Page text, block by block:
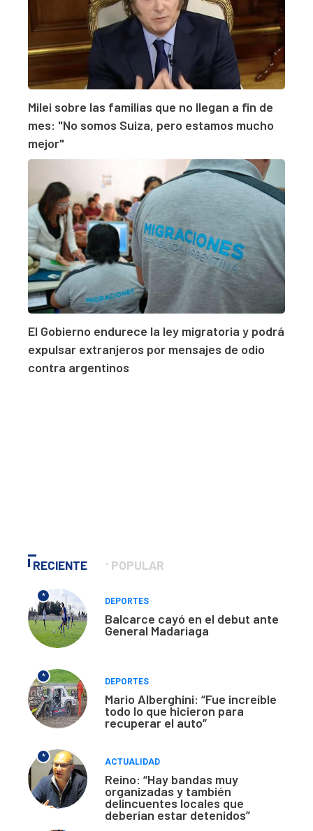
Milei sobre las familias que no llegan a fin de
mes: "No somos Suiza, pero estamos mucho
mejor"
El Gobierno endurece la ley migratoria y podrá
expulsar extranjeros por mensajes de odio
contra argentinos
RECIENTE POPULAR
*
DEPORTES
Balcarce cayó en el debut ante
General Madariaga
*
DEPORTES
Mario Alberghini: “Fue increíble
todo lo que hicieron para
recuperar el auto”
*
ACTUALIDAD
Reino: “Hay bandas muy
organizadas y también
delincuentes locales que
deberían estar detenidos”